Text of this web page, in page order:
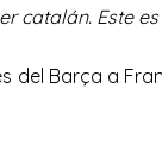
catalán. Este
del Barça a